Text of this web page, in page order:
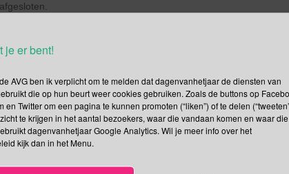
je er bent!
AVG ben ik verplicht om te melden dat dagenvanhetjaar de diensten van
die op hun beurt weer cookies gebruiken. Zoals de buttons op
en Twitter om een pagina te kunnen promoten (“liken”) of te delen
te krijgen in het aantal bezoekers, waar die vandaan komen en waar
dagenvanhetjaar Google Analytics. Wil je meer info over het
kijk dan in het Menu.
traditie” volgens opa Gerrit Tromp. Je kent de familie
Moeps, zoon Jan en schoondochter Jans, de dochters
teckel en de Siamese poes Loedertje rond. En wie kent
Sint Pannekoek. Hoe doen we dat? Wanneer de
op hun hoofd en roept: “wij wensen u een